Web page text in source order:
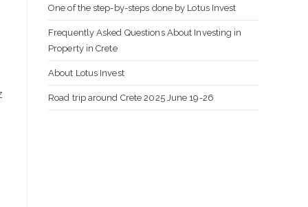
One of the step-by-steps done by Lotus Invest
Frequently Asked Questions About Investing in
Property in Crete
About Lotus Invest
Road trip around Crete 2025 June 19-26